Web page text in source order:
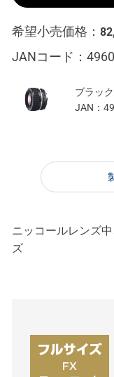
希望小売価格：
JANコード：
ブラック
JAN：
ニッコールレンズ
ズ